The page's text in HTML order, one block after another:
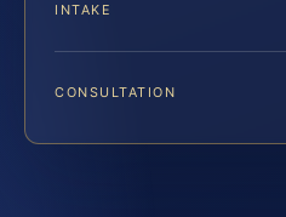
INTAKE
CONSULTATION